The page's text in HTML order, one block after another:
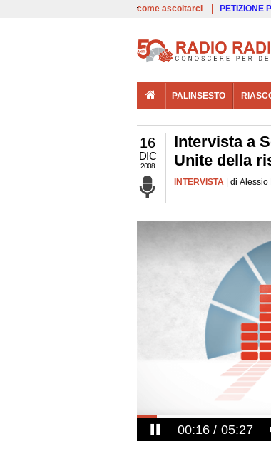
come ascoltarci PETIZIONE
PALINSESTO
16
DIC
2008
Intervista a
Unite della
INTERVISTA | di
00:17 05:27